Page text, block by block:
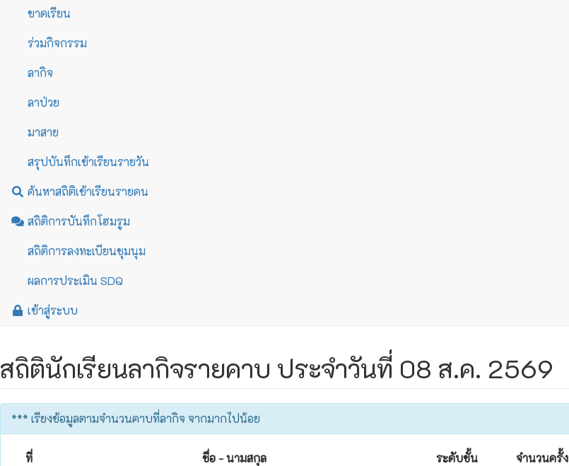
ขาดเรียน
ร่วมกิจกรรม
ลากิจ
ลาป่วย
มาสาย
สรุปบันทึกเข้าเรียนรายวัน
ค้นหาสถิติเข้าเรียนรายคน
สถิติการบันทึกโฮมรูม
สถิติการลงทะเบียนชุมนุม
ผลการประเมิน SDQ
เข้าสู่ระบบ
สถิตินักเรียนลากิจรายคาบ ประจำวันที่ 08 ส.ค. 2569
*** เรียงข้อมูลตามจำนวนคาบที่ลากิจ จากมากไปน้อย
ที่ ชื่อ - นามสกุล ระดับชั้น จำนวนครั้ง